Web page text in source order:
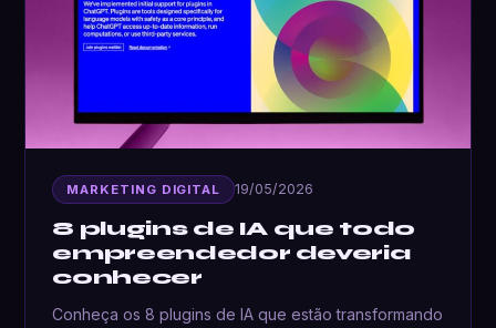
MARKETING DIGITAL 19/05/2026
8 plugins de IA que todo
empreendedor deveria
conhecer
Conheça os 8 plugins de IA que estão transformando